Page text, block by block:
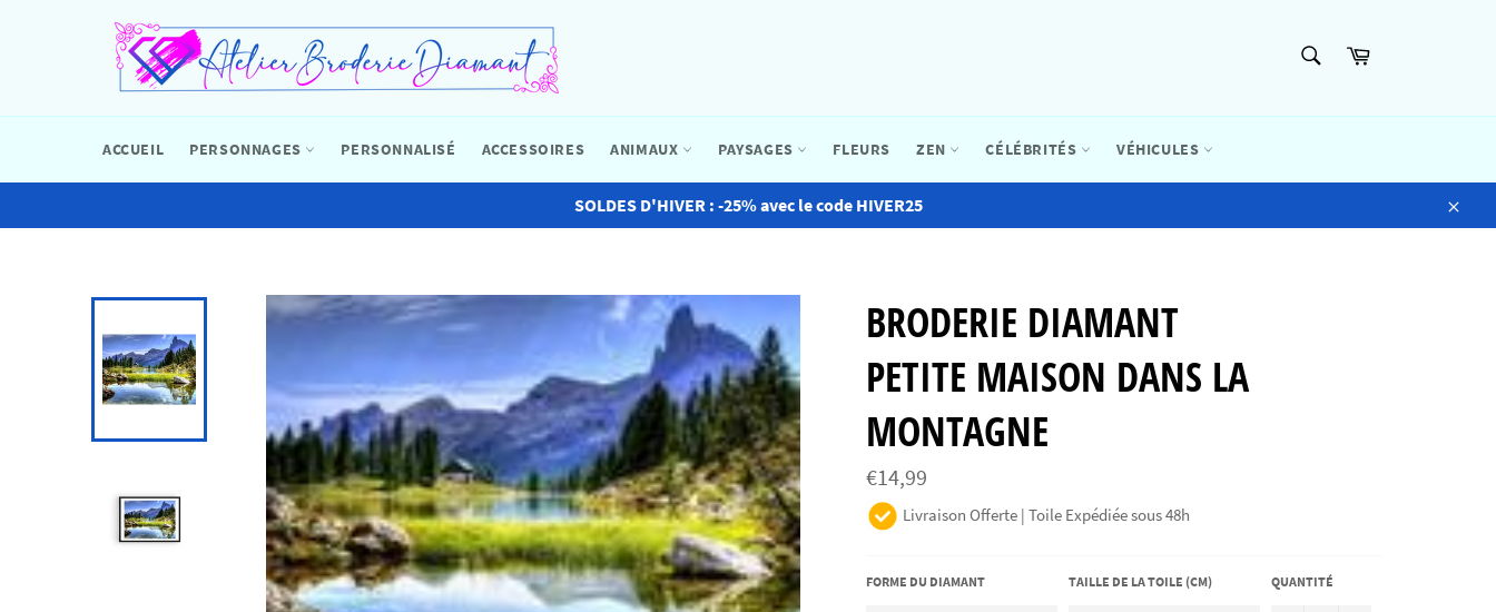
Panier
ACCUEIL PERSONNAGES PERSONNALISÉ ACCESSOIRES ANIMAUX PAYSAGES FLEURS ZEN CÉLÉBRITÉS VÉHICULES
SOLDES D'HIVER : -25% avec le code HIVER25
Close
BRODERIE DIAMANT
PETITE MAISON DANS LA
MONTAGNE
Prix
régulier
€14,99
Livraison Offerte | Toile Expédiée sous 48h
FORME DU DIAMANT TAILLE DE LA TOILE (CM) QUANTITÉ